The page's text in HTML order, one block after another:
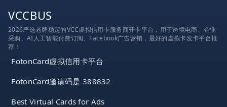
VCCBUS
2026严选老牌稳定的VCC虚拟信用卡服务商开卡平台，用于跨境电商、企业
采购、AI人工智能付费订阅、Facebook广告营销，最好的虚拟卡发卡平台推
荐！
FotonCard虚拟信用卡平台
FotonCard邀请码是 388832
Best Virtual Cards for Ads